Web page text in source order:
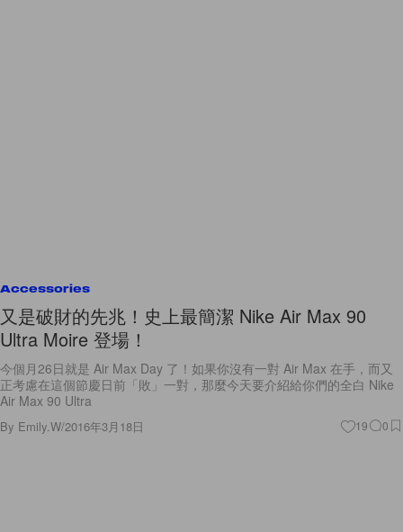
Accessories
又是破財的先兆！史上最簡潔 Nike Air Max 90
Ultra Moire 登場！
今個月26日就是 Air Max Day 了！如果你沒有一對 Air Max 在手，而又
正考慮在這個節慶日前「敗」一對，那麼今天要介紹給你們的全白 Nike
Air Max 90 Ultra
By Emily.W/2016年3月18日 19 0